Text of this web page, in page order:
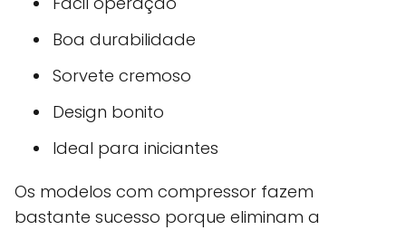
Boa durabilidade
Sorvete cremoso
Design bonito
Ideal para iniciantes
Os modelos com compressor fazem
bastante sucesso porque eliminam a